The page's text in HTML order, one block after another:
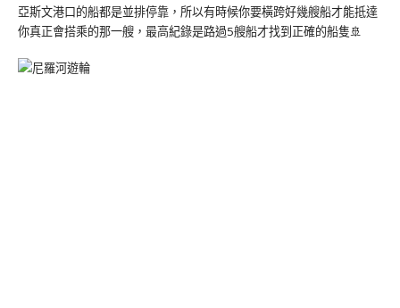
亞斯文港口的船都是並排停靠，所以有時候你要橫跨好幾艘船才能抵達
你真正會搭乘的那一艘，最高紀錄是路過5艘船才找到正確的船隻🚢